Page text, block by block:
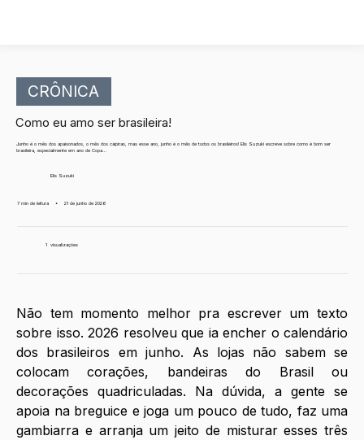
CRÔNICA
Como eu amo ser brasileira!
Junho é o mês dos apaixonados, o mês dos caipiras, mas esse ano, junho é o mês de todos os brasileiros! Elis Suzuki escreve sobre como é bom ser
brasileira, especialmente em ano de Copa…
Elis Suzuki
7 min de leitura • 21 de junho de 2026
1 visualizações
Não tem momento melhor pra escrever um texto
sobre isso. 2026 resolveu que ia encher o calendário
dos brasileiros em junho. As lojas não sabem se
colocam corações, bandeiras do Brasil ou
decorações quadriculadas. Na dúvida, a gente se
apoia na breguice e joga um pouco de tudo, faz uma
gambiarra e arranja um jeito de misturar esses três